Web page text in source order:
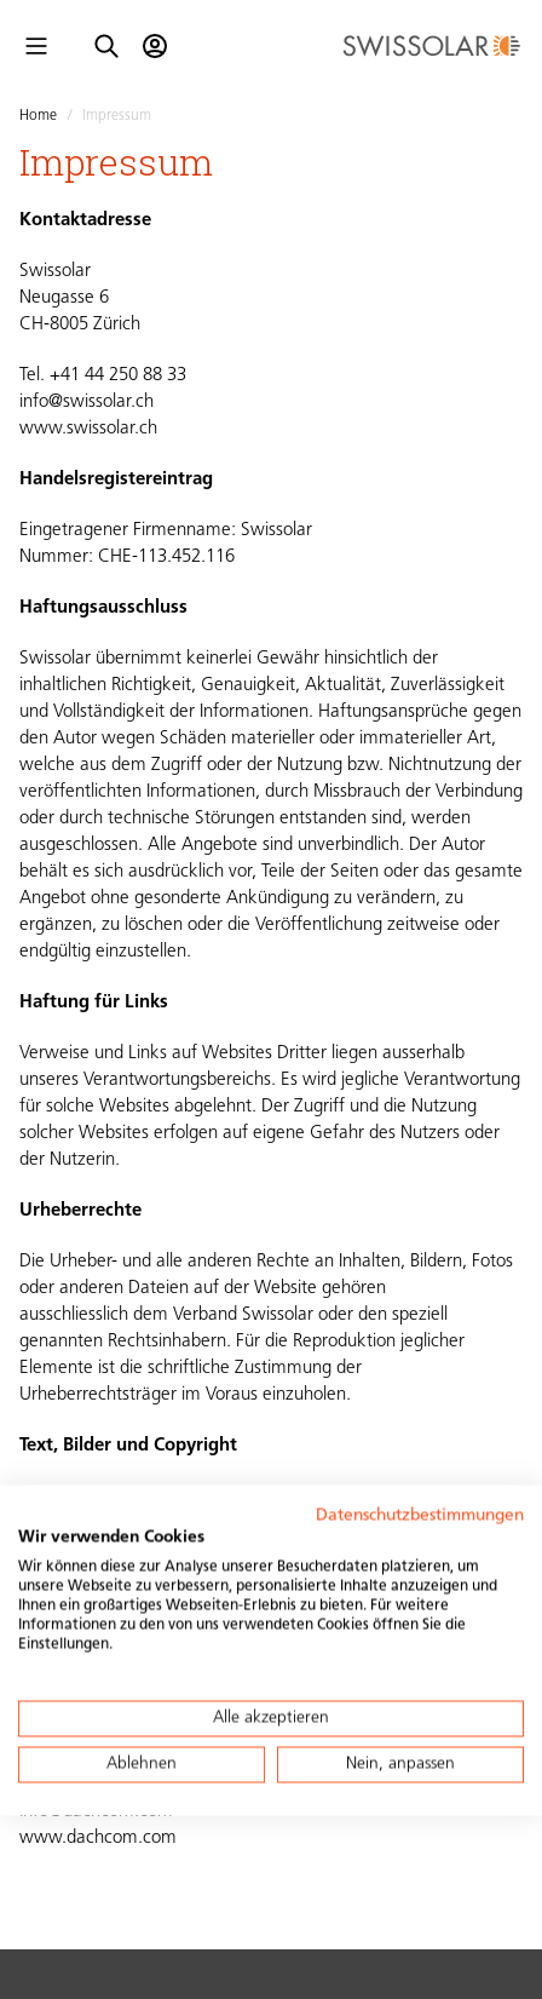
Home / Impressum
Impressum
Kontaktadresse
Swissolar
Neugasse 6
CH-8005 Zürich
Tel. +41 44 250 88 33
info@swissolar.ch
www.swissolar.ch
Handelsregistereintrag
Eingetragener Firmenname: Swissolar
Nummer: CHE-113.452.116
Haftungsausschluss
Swissolar übernimmt keinerlei Gewähr hinsichtlich der
inhaltlichen Richtigkeit, Genauigkeit, Aktualität, Zuverlässigkeit
und Vollständigkeit der Informationen. Haftungsansprüche gegen
den Autor wegen Schäden materieller oder immaterieller Art,
welche aus dem Zugriff oder der Nutzung bzw. Nichtnutzung der
veröffentlichten Informationen, durch Missbrauch der Verbindung
oder durch technische Störungen entstanden sind, werden
ausgeschlossen. Alle Angebote sind unverbindlich. Der Autor
behält es sich ausdrücklich vor, Teile der Seiten oder das gesamte
Angebot ohne gesonderte Ankündigung zu verändern, zu
ergänzen, zu löschen oder die Veröffentlichung zeitweise oder
endgültig einzustellen.
Haftung für Links
Verweise und Links auf Websites Dritter liegen ausserhalb
unseres Verantwortungsbereichs. Es wird jegliche Verantwortung
für solche Websites abgelehnt. Der Zugriff und die Nutzung
solcher Websites erfolgen auf eigene Gefahr des Nutzers oder
der Nutzerin.
Urheberrechte
Die Urheber- und alle anderen Rechte an Inhalten, Bildern, Fotos
oder anderen Dateien auf der Website gehören
ausschliesslich dem Verband Swissolar oder den speziell
genannten Rechtsinhabern. Für die Reproduktion jeglicher
Elemente ist die schriftliche Zustimmung der
Urheberrechtsträger im Voraus einzuholen.
Text, Bilder und Copyright
Konzeption, Design und technische Umsetzung der
Website
Communication LSA
CH-9424 Rheineck
Tel. +41 71 886 48 68
info@dachcom.com
www.dachcom.com
Datenschutzbestimmungen
Wir verwenden Cookies
Wir können diese zur Analyse unserer Besucherdaten platzieren, um
unsere Webseite zu verbessern, personalisierte Inhalte anzuzeigen und
Ihnen ein großartiges Webseiten-Erlebnis zu bieten. Für weitere
Informationen zu den von uns verwendeten Cookies öffnen Sie die
Einstellungen.
Alle akzeptieren
Ablehnen Nein, anpassen